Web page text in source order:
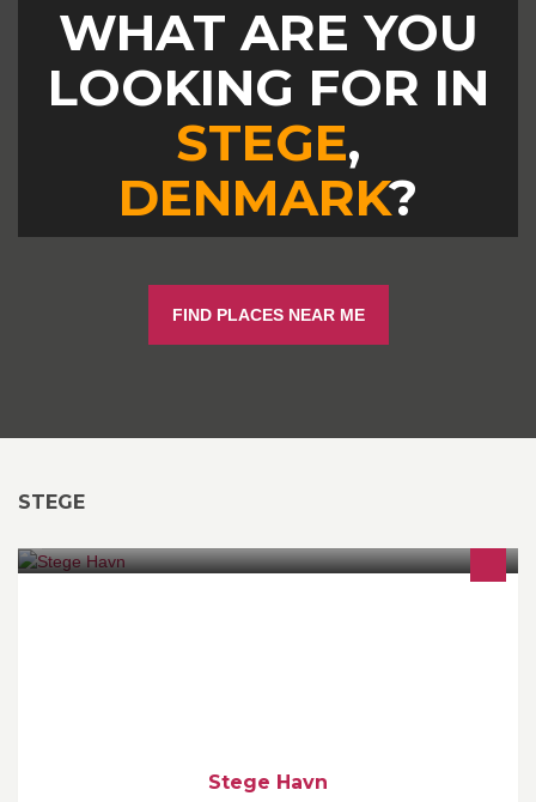
WHAT ARE YOU
LOOKING FOR IN
STEGE,
DENMARK?
FIND PLACES NEAR ME
STEGE
Stege Havn